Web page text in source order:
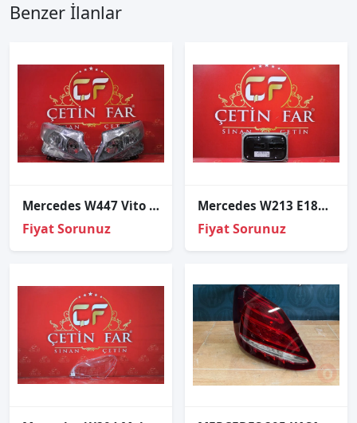
Benzer İlanlar
Mercedes W447 Vi̇to Halojen Sağ Sol Far Sıfır 2014-2017
Fiyat Sorunuz
Mercedes W213 E180 Sağ Far Beyi̇ni̇ Sıfır Kodlu
Fiyat Sorunuz